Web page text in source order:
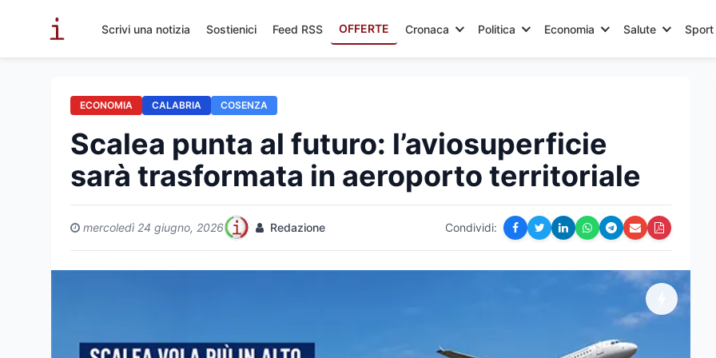
Scrivi una notizia Sostienici Feed RSS OFFERTE Cronaca Politica Economia Salute Sport
ECONOMIA CALABRIA COSENZA
Scalea punta al futuro: l’aviosuperficie
sarà trasformata in aeroporto territoriale
mercoledì 24 giugno, 2026 Redazione Condividi: